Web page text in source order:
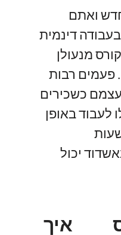
ואתם
דינמית
קורס מנעולן
.פעמים רבות
כשכירים
לעבוד באופן
יכול
איך